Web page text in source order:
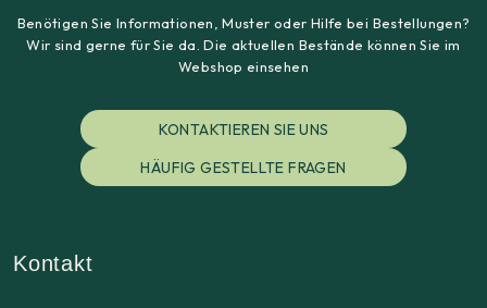
Benötigen Sie Informationen, Muster oder Hilfe bei Bestellungen?
Wir sind gerne für Sie da. Die aktuellen Bestände können Sie im
Webshop einsehen
KONTAKTIEREN SIE UNS
HÄUFIG GESTELLTE FRAGEN
Kontakt